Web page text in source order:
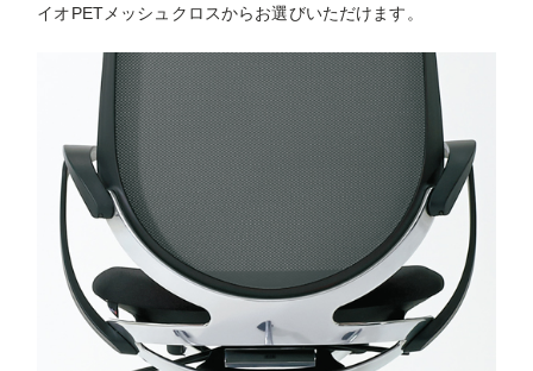
イオPETメッシュクロスからお選びいただけます。